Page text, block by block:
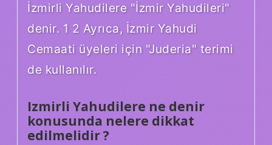
İzmirli Yahudilere "İzmir Yahudileri"
denir. 1 2 Ayrıca, İzmir Yahudi
Cemaati üyeleri için "Juderia" terimi
de kullanılır.
Izmirli Yahudilere ne denir
konusunda nelere dikkat
edilmelidir ?